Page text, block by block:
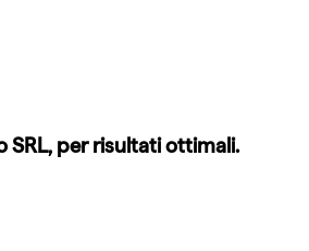
SRL, per risultati ottimali.